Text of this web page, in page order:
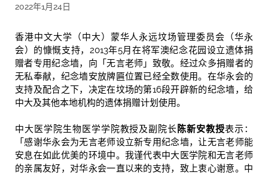
2022年1月24日
香港中文大学（中大）蒙华人永远坟场管理委员会（华永
会）的慷慨支持，2013年5月在将军澳纪念花园设立遗体捐
赠者专用纪念墙，向「无言老师」致敬。经过众多捐赠者的
无私奉献，纪念墙安放牌匾位置已经全数使用。在华永会的
支持及配合之下，决定在坟场的第16段开辟新的纪念墙，给
中大及其他本地机构的遗体捐赠计划使用。
中大医学院生物医学学院教授及副院长陈新安教授表示：
「感谢华永会为无言老师设立新专用纪念墙，让无言老师能
安息在如此优美的环境中。我谨代表中大医学院和无言老师
的亲属友好，对华永会一直以来的支持，致上衷心谢意。中